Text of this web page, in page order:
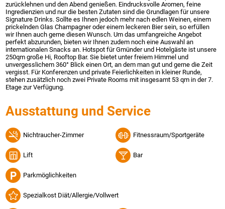
Ausstattung und Service
Nichtraucher-Zimmer Fitnessraum/Sportgeräte
Lift Bar
Parkmöglichkeiten
Spezialkost Diät/Allergie/Vollwert
zurücklehnen und den Abend genießen. Eindrucksvolle Aromen, feine
Ingredienzien und nur die besten Zutaten sind die Grundlagen für unsere
Signature Drinks. Sollte es Ihnen jedoch mehr nach edlen Weinen, einem
prickelnden Glas Champagner oder einem leckeren Bier sein, so erfüllen
wir Ihnen auch gerne diesen Wunsch. Um das umfangreiche Angebot
perfekt abzurunden, bieten wir Ihnen zudem noch eine Auswahl an
internationalen Snacks an. Hotspot für Gmünder und Hotelgäste ist unsere
250qm große Hi, Rooftop Bar. Sie bietet unter freiem Himmel und
unvergesslichem 360° Blick einen Ort, an dem man gut und gerne die Zeit
vergisst. Für Konferenzen und private Feierlichkeiten in kleiner Runde,
stehen zusätzlich noch zwei Private Rooms mit insgesamt 53 qm in der 7.
Etage zur Verfügung.